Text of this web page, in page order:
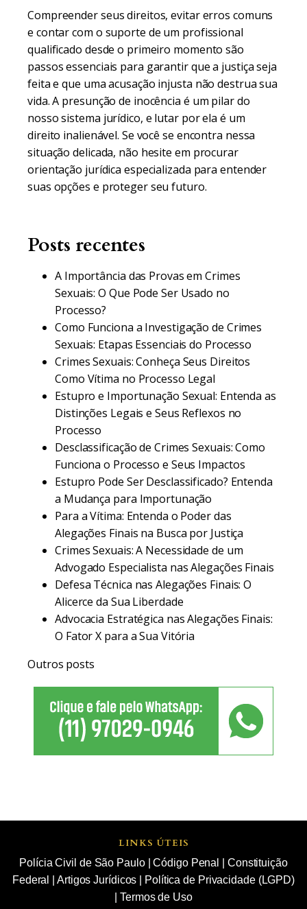
Compreender seus direitos, evitar erros comuns
e contar com o suporte de um profissional
qualificado desde o primeiro momento são
passos essenciais para garantir que a justiça seja
feita e que uma acusação injusta não destrua sua
vida. A presunção de inocência é um pilar do
nosso sistema jurídico, e lutar por ela é um
direito inalienável. Se você se encontra nessa
situação delicada, não hesite em procurar
orientação jurídica especializada para entender
suas opções e proteger seu futuro.
Posts recentes
A Importância das Provas em Crimes
Sexuais: O Que Pode Ser Usado no
Processo?
Como Funciona a Investigação de Crimes
Sexuais: Etapas Essenciais do Processo
Crimes Sexuais: Conheça Seus Direitos
Como Vítima no Processo Legal
Estupro e Importunação Sexual: Entenda as
Distinções Legais e Seus Reflexos no
Processo
Desclassificação de Crimes Sexuais: Como
Funciona o Processo e Seus Impactos
Estupro Pode Ser Desclassificado? Entenda
a Mudança para Importunação
Para a Vítima: Entenda o Poder das
Alegações Finais na Busca por Justiça
Crimes Sexuais: A Necessidade de um
Advogado Especialista nas Alegações Finais
Defesa Técnica nas Alegações Finais: O
Alicerce da Sua Liberdade
Advocacia Estratégica nas Alegações Finais:
O Fator X para a Sua Vitória
Outros posts
LINKS ÚTEIS
Polícia Civil de São Paulo|Código Penal
Constituição
Federal
Artigos Jurídicos
Política de Privacidade (LGPD)
|Termos de Uso